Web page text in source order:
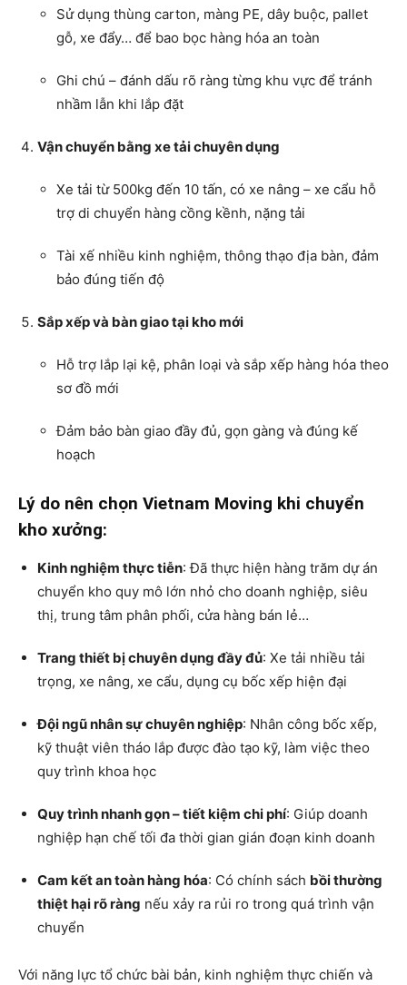
Sử dụng thùng carton, màng PE, dây buộc, pallet
gỗ, xe đẩy… để bao bọc hàng hóa an toàn
Ghi chú – đánh dấu rõ ràng từng khu vực để tránh
nhầm lẫn khi lắp đặt
Vận chuyển bằng xe tải chuyên dụng
Xe tải từ 500kg đến 10 tấn, có xe nâng – xe cẩu hỗ
trợ di chuyển hàng cồng kềnh, nặng tải
Tài xế nhiều kinh nghiệm, thông thạo địa bàn, đảm
bảo đúng tiến độ
Sắp xếp và bàn giao tại kho mới
Hỗ trợ lắp lại kệ, phân loại và sắp xếp hàng hóa theo
sơ đồ mới
Đảm bảo bàn giao đầy đủ, gọn gàng và đúng kế
hoạch
Lý do nên chọn Vietnam Moving khi chuyển
kho xưởng:
Kinh nghiệm thực tiễn: Đã thực hiện hàng trăm dự án
chuyển kho quy mô lớn nhỏ cho doanh nghiệp, siêu
thị, trung tâm phân phối, cửa hàng bán lẻ…
Trang thiết bị chuyên dụng đầy đủ: Xe tải nhiều tải
trọng, xe nâng, xe cẩu, dụng cụ bốc xếp hiện đại
Đội ngũ nhân sự chuyên nghiệp: Nhân công bốc xếp,
kỹ thuật viên tháo lắp được đào tạo kỹ, làm việc theo
quy trình khoa học
Quy trình nhanh gọn – tiết kiệm chi phí: Giúp doanh
nghiệp hạn chế tối đa thời gian gián đoạn kinh doanh
Cam kết an toàn hàng hóa: Có chính sách bồi thường
thiệt hại rõ ràng nếu xảy ra rủi ro trong quá trình vận
chuyển
Với năng lực tổ chức bài bản, kinh nghiệm thực chiến và